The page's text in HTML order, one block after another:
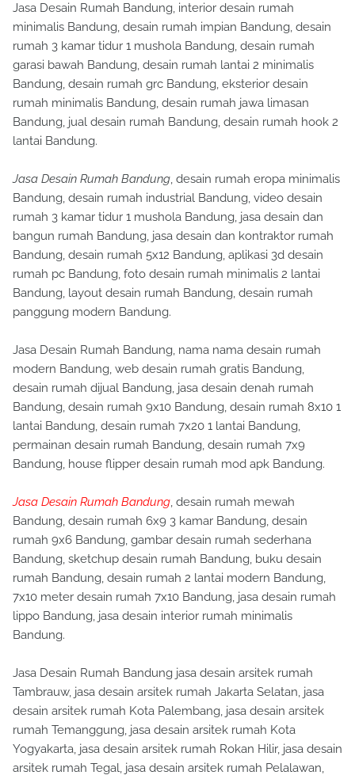
Jasa Desain Rumah Bandung, interior desain rumah
minimalis Bandung, desain rumah impian Bandung, desain
rumah 3 kamar tidur 1 mushola Bandung, desain rumah
garasi bawah Bandung, desain rumah lantai 2 minimalis
Bandung, desain rumah grc Bandung, eksterior desain
rumah minimalis Bandung, desain rumah jawa limasan
Bandung, jual desain rumah Bandung, desain rumah hook 2
lantai Bandung.
Jasa Desain Rumah Bandung, desain rumah eropa minimalis
Bandung, desain rumah industrial Bandung, video desain
rumah 3 kamar tidur 1 mushola Bandung, jasa desain dan
bangun rumah Bandung, jasa desain dan kontraktor rumah
Bandung, desain rumah 5x12 Bandung, aplikasi 3d desain
rumah pc Bandung, foto desain rumah minimalis 2 lantai
Bandung, layout desain rumah Bandung, desain rumah
panggung modern Bandung.
Jasa Desain Rumah Bandung, nama nama desain rumah
modern Bandung, web desain rumah gratis Bandung,
desain rumah dijual Bandung, jasa desain denah rumah
Bandung, desain rumah 9x10 Bandung, desain rumah 8x10 1
lantai Bandung, desain rumah 7x20 1 lantai Bandung,
permainan desain rumah Bandung, desain rumah 7x9
Bandung, house flipper desain rumah mod apk Bandung.
Jasa Desain Rumah Bandung, desain rumah mewah
Bandung, desain rumah 6x9 3 kamar Bandung, desain
rumah 9x6 Bandung, gambar desain rumah sederhana
Bandung, sketchup desain rumah Bandung, buku desain
rumah Bandung, desain rumah 2 lantai modern Bandung,
7x10 meter desain rumah 7x10 Bandung, jasa desain rumah
lippo Bandung, jasa desain interior rumah minimalis
Bandung.
Jasa Desain Rumah Bandung jasa desain arsitek rumah
Tambrauw, jasa desain arsitek rumah Jakarta Selatan, jasa
desain arsitek rumah Kota Palembang, jasa desain arsitek
rumah Temanggung, jasa desain arsitek rumah Kota
Yogyakarta, jasa desain arsitek rumah Rokan Hilir, jasa desain
arsitek rumah Tegal, jasa desain arsitek rumah Pelalawan,